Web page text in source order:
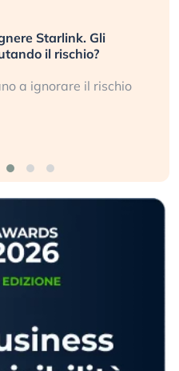
sui data
Financial Times
sembrano non valere per